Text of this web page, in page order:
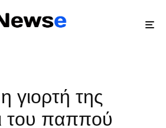
γιορτή της
του παππού